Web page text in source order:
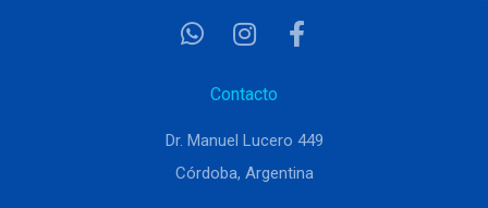
Contacto
Dr. Manuel Lucero 449
Córdoba, Argentina